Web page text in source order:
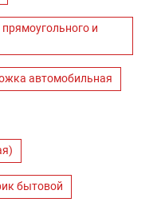
и
автомобильная
бытовой